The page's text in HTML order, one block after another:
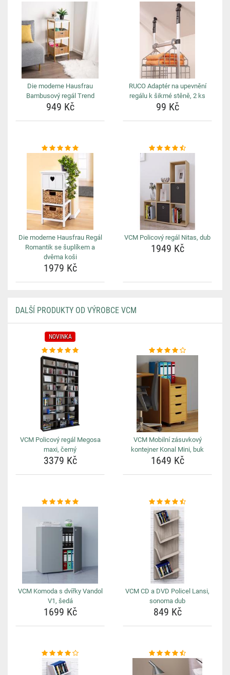
Die moderne Hausfrau
Bambusový regál Trend
949 Kč
RUCO Adaptér na upevnění
regálu k šikmé stěně, 2 ks
99 Kč
Die moderne Hausfrau Regál
Romantik se šuplíkem a
dvěma koši
1979 Kč
VCM Policový regál Nitas, dub
1949 Kč
DALŠÍ PRODUKTY OD VÝROBCE VCM
NOVINKA
VCM Policový regál Megosa
maxi, černý
3379 Kč
VCM Mobilní zásuvkový
kontejner Konal Mini, buk
1649 Kč
VCM Komoda s dvířky Vandol
V1, šedá
1699 Kč
VCM CD a DVD Policel Lansi,
sonoma dub
849 Kč